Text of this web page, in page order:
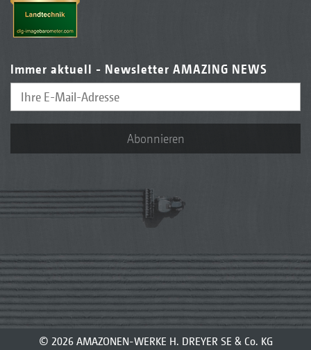
Immer aktuell - Newsletter AMAZING NEWS
Abonnieren
© 2026 AMAZONEN-WERKE H. DREYER SE & Co. KG